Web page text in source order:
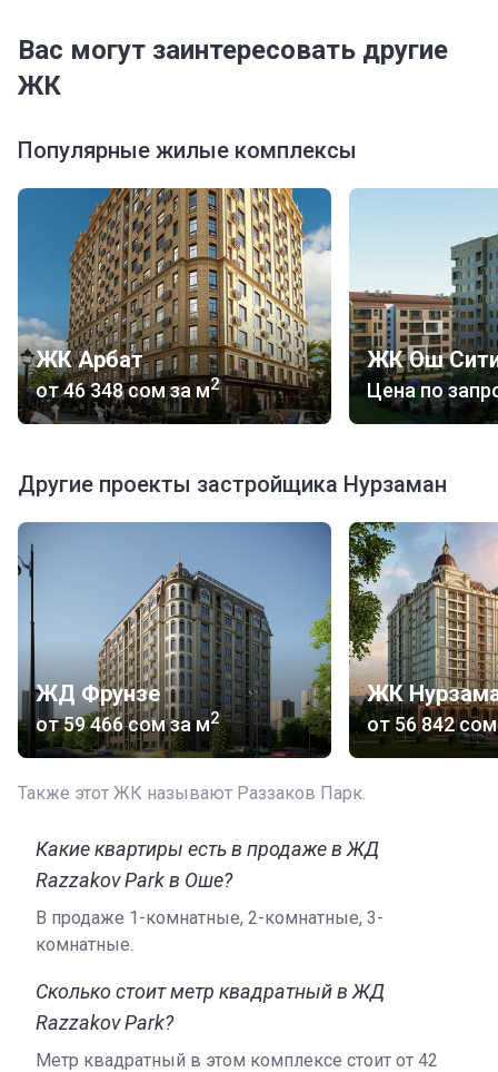
Вас могут заинтересовать другие
ЖК
Популярные жилые комплексы
ЖК Арбат
от‍46 348 сомза м2
ЖК Ош
Цена по
Другие проекты застройщика Нурзаман
ЖД Фрунзе
от‍59 466 сомза м2
ЖК
от ‍56 842 сом
Также этот ЖК называют Раззаков Парк.
Какие квартиры есть в продаже в ЖД
Razzakov Park в Оше?
В продаже 1-комнатные, 2-комнатные, 3-
комнатные.
Сколько стоит метр квадратный в ЖД
Razzakov Park?
Метр квадратный в этом комплексе стоит от ‍42